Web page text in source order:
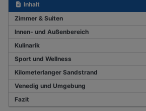
Inhalt
Zimmer & Suiten
Innen- und Außenbereich
Kulinarik
Sport und Wellness
Kilometerlanger Sandstrand
Venedig und Umgebung
Fazit